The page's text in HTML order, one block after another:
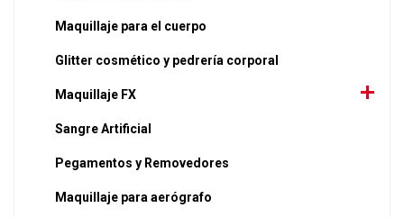
Maquillaje para el cuerpo
Glitter cosmético y pedrería corporal
Maquillaje FX
Sangre Artificial
Pegamentos y Removedores
Maquillaje para aerógrafo